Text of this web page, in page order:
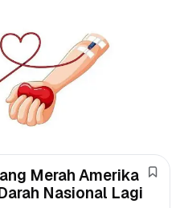
Merah Amerika
Nasional Lagi